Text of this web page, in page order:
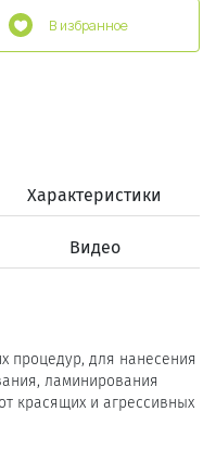
В избранное
Характеристики
Видео
процедур, для нанесения
ламинирования
красящих и агрессивных